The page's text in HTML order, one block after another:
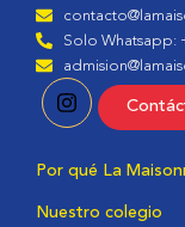
Solo Whatsapp:
Por qué La
Nuestro colegio